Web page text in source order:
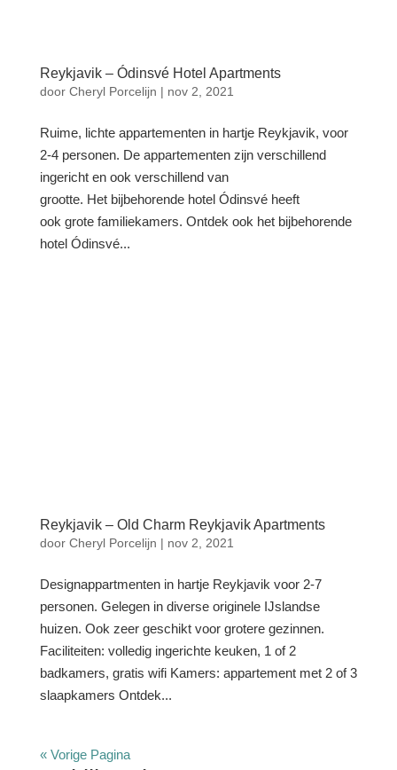
Reykjavik – Ódinsvé Hotel Apartments
door Cheryl Porcelijn | nov 2, 2021
Ruime, lichte appartementen in hartje Reykjavik, voor
2-4 personen. De appartementen zijn verschillend
ingericht en ook verschillend van
grootte. Het bijbehorende hotel Ódinsvé heeft
ook grote familiekamers. Ontdek ook het bijbehorende
hotel Ódinsvé...
Reykjavik – Old Charm Reykjavik Apartments
door Cheryl Porcelijn | nov 2, 2021
Designappartmenten in hartje Reykjavik voor 2-7
personen. Gelegen in diverse originele IJslandse
huizen. Ook zeer geschikt voor grotere gezinnen.
Faciliteiten: volledig ingerichte keuken, 1 of 2
badkamers, gratis wifi Kamers: appartement met 2 of 3
slaapkamers Ontdek...
« Vorige Pagina